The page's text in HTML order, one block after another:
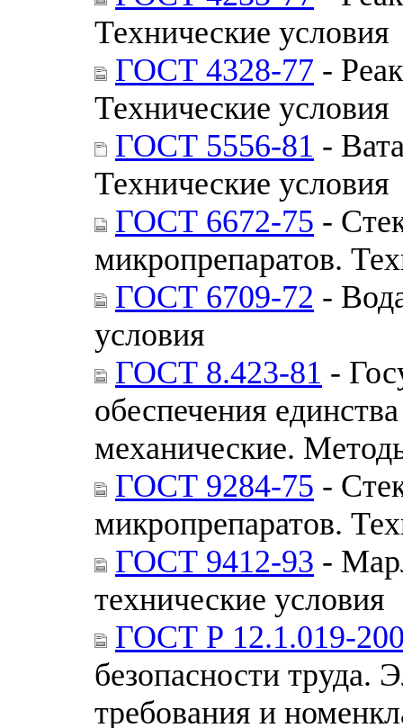
Технические условия
ГОСТ 4328-77 -
Технические условия
ГОСТ 5556-81 -
Технические условия
ГОСТ 6672-75 -
микропрепаратов.
ГОСТ 6709-72 -
условия
ГОСТ 8.423-81 -
обеспечения
механические.
ГОСТ 9284-75 -
микропрепаратов.
ГОСТ 9412-93 -
технические условия
ГОСТ Р 12.1.019-
безопасности труда.
требования и